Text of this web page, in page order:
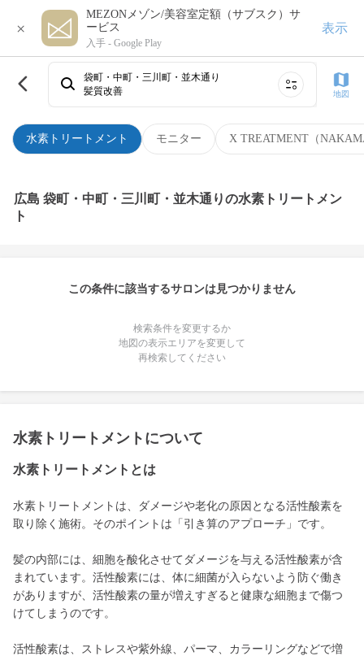
×
MEZONメゾン/美容室定額（サブスク）サ
ービス
入手 - Google Play
表示
水素トリートメント モニター X TREATMENT（
袋町・中町・三川町・並木通り
髪質改善
地図
広島 袋町・中町・三川町・並木通りの水素トリートメン
ト
この条件に該当するサロンは見つかりません
検索条件を変更するか
地図の表示エリアを変更して
再検索してください
水素トリートメントについて
水素トリートメントとは
水素トリートメントは、ダメージや老化の原因となる活性酸素を
取り除く施術。そのポイントは「引き算のアプローチ」です。
髪の内部には、細胞を酸化させてダメージを与える活性酸素が含
まれています。活性酸素には、体に細菌が入らないよう防ぐ働き
がありますが、活性酸素の量が増えすぎると健康な細胞まで傷つ
けてしまうのです。
活性酸素は、ストレスや紫外線、パーマ、カラーリングなどで増